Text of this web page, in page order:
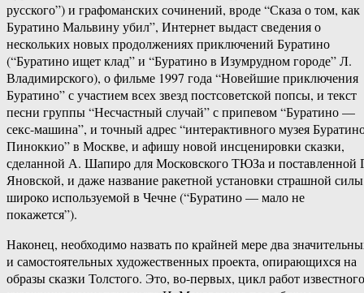
русского”) и графоманских сочинений, вроде “Сказа о том, как
Буратино Мальвину убил”, Интернет выдаст сведения о
нескольких новых продолжениях приключений Буратино
(“Буратино ищет клад” и “Буратино в Изумрудном городе” Л.
Владимирского), о фильме 1997 года “Новейшие приключения
Буратино” с участием всех звезд постсоветской попсы, и текст
песни группы “Несчастный случай” с припевом “Буратино —
секс-машина”, и точный адрес “интерактивного музея
Пиноккио” в Москве, и афишу новой инсценировки сказки,
сделанной А. Шапиро для Московского ТЮЗа и поставленной
Яновской, и даже название ракетной установки страшной
широко используемой в Чечне (“Буратино — мало не
покажется”).
Наконец, необходимо назвать по крайней мере два
и самостоятельных художественных проекта, опирающихся на
образы сказки Толстого. Это, во-первых, цикл работ известного